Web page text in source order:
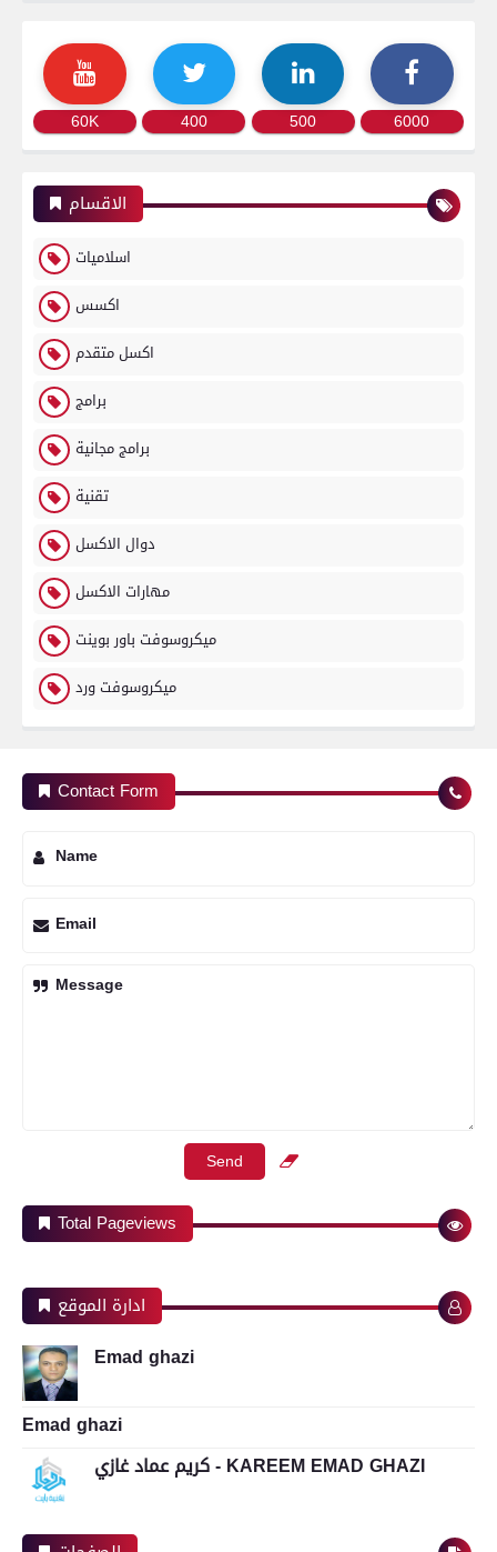
60K 400 500 6000
الاقسام
اسلاميات
اكسس
اكسل متقدم
برامج
برامج مجانية
تقنية
دوال الاكسل
مهارات الاكسل
ميكروسوفت باور بوينت
ميكروسوفت ورد
Contact Form
Name
Email
Message
Total Pageviews
ادارة الموقع
Emad ghazi
Emad ghazi
كريم عماد غازي - KAREEM EMAD GHAZI